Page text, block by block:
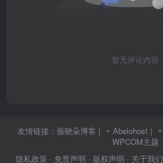
暂无评论内容
友情链接： 薇晓朵博客 | Abelohost |
WPCOM主题
隐私政策 · 免责声明 · 版权声明 · 关于我们